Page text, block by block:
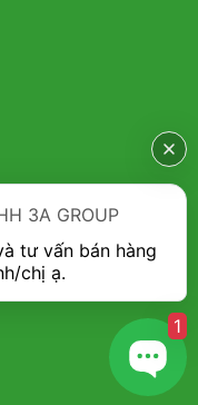
trái cây, làm hương
bổ sung năng
sự ngạc nhiên và
3A GROUP
tư vấn bán hàng
1